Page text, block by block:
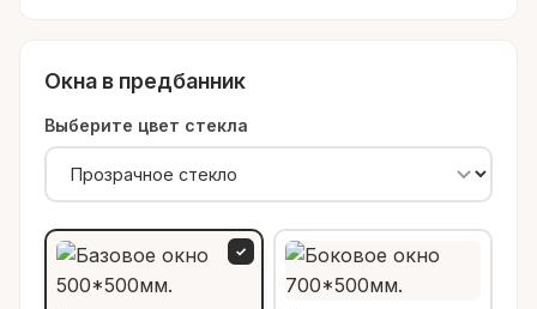
Окна в предбанник
Выберите цвет стекла
✓